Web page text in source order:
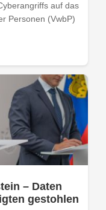
auf das
Personen (VwbP)
– Daten
gestohlen